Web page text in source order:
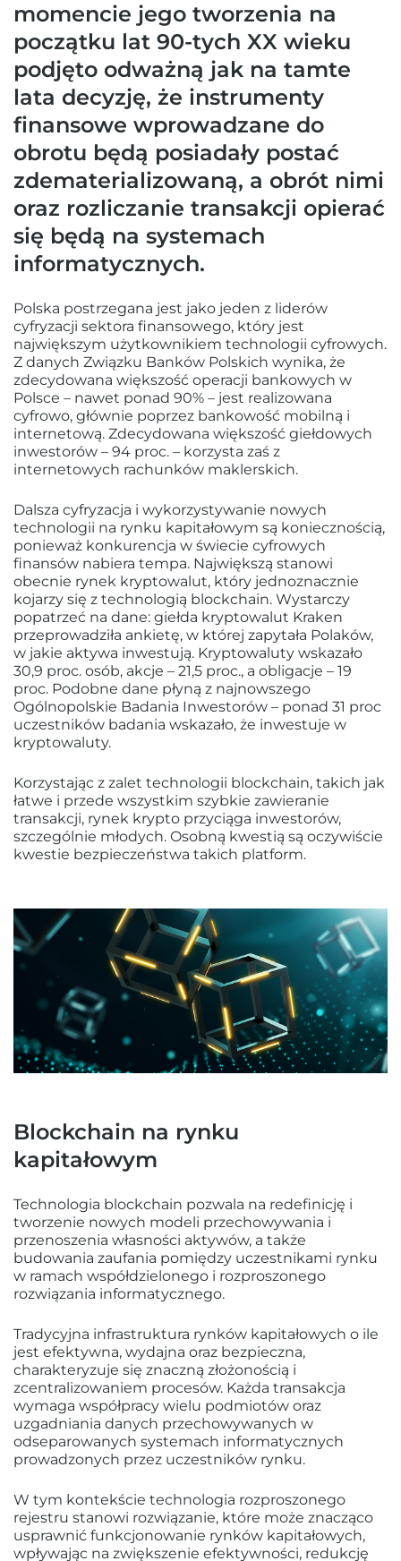
momencie jego tworzenia na
początku lat 90-tych XX wieku
podjęto odważną jak na tamte
lata decyzję, że instrumenty
finansowe wprowadzane do
obrotu będą posiadały postać
zdematerializowaną, a obrót nimi
oraz rozliczanie transakcji opierać
się będą na systemach
informatycznych.
Polska postrzegana jest jako jeden z liderów
cyfryzacji sektora finansowego, który jest
największym użytkownikiem technologii cyfrowych.
Z danych Związku Banków Polskich wynika, że
zdecydowana większość operacji bankowych w
Polsce – nawet ponad 90% – jest realizowana
cyfrowo, głównie poprzez bankowość mobilną i
internetową. Zdecydowana większość giełdowych
inwestorów – 94 proc. – korzysta zaś z
internetowych rachunków maklerskich.
Dalsza cyfryzacja i wykorzystywanie nowych
technologii na rynku kapitałowym są koniecznością,
ponieważ konkurencja w świecie cyfrowych
finansów nabiera tempa. Największą stanowi
obecnie rynek kryptowalut, który jednoznacznie
kojarzy się z technologią blockchain. Wystarczy
popatrzeć na dane: giełda kryptowalut Kraken
przeprowadziła ankietę, w której zapytała Polaków,
w jakie aktywa inwestują. Kryptowaluty wskazało
30,9 proc. osób, akcje – 21,5 proc., a obligacje – 19
proc. Podobne dane płyną z najnowszego
Ogólnopolskie Badania Inwestorów – ponad 31 proc
uczestników badania wskazało, że inwestuje w
kryptowaluty.
Korzystając z zalet technologii blockchain, takich jak
łatwe i przede wszystkim szybkie zawieranie
transakcji, rynek krypto przyciąga inwestorów,
szczególnie młodych. Osobną kwestią są oczywiście
kwestie bezpieczeństwa takich platform.
Blockchain na rynku
kapitałowym
Technologia blockchain pozwala na redefinicję i
tworzenie nowych modeli przechowywania i
przenoszenia własności aktywów, a także
budowania zaufania pomiędzy uczestnikami rynku
w ramach współdzielonego i rozproszonego
rozwiązania informatycznego.
Tradycyjna infrastruktura rynków kapitałowych o ile
jest efektywna, wydajna oraz bezpieczna,
charakteryzuje się znaczną złożonością i
zcentralizowaniem procesów. Każda transakcja
wymaga współpracy wielu podmiotów oraz
uzgadniania danych przechowywanych w
odseparowanych systemach informatycznych
prowadzonych przez uczestników rynku.
W tym kontekście technologia rozproszonego
rejestru stanowi rozwiązanie, które może znacząco
usprawnić funkcjonowanie rynków kapitałowych,
wpływając na zwiększenie efektywności, redukcję